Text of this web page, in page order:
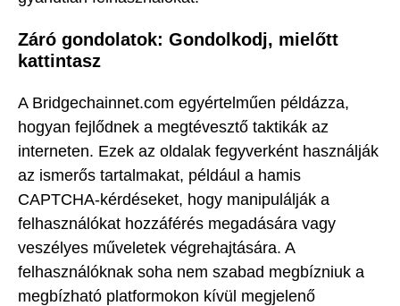
Záró gondolatok: Gondolkodj, mielőtt
kattintasz
A Bridgechainnet.com egyértelműen példázza,
hogyan fejlődnek a megtévesztő taktikák az
interneten. Ezek az oldalak fegyverként használják
az ismerős tartalmakat, például a hamis
CAPTCHA-kérdéseket, hogy manipulálják a
felhasználókat hozzáférés megadására vagy
veszélyes műveletek végrehajtására. A
felhasználóknak soha nem szabad megbízniuk a
megbízható platformokon kívül megjelenő